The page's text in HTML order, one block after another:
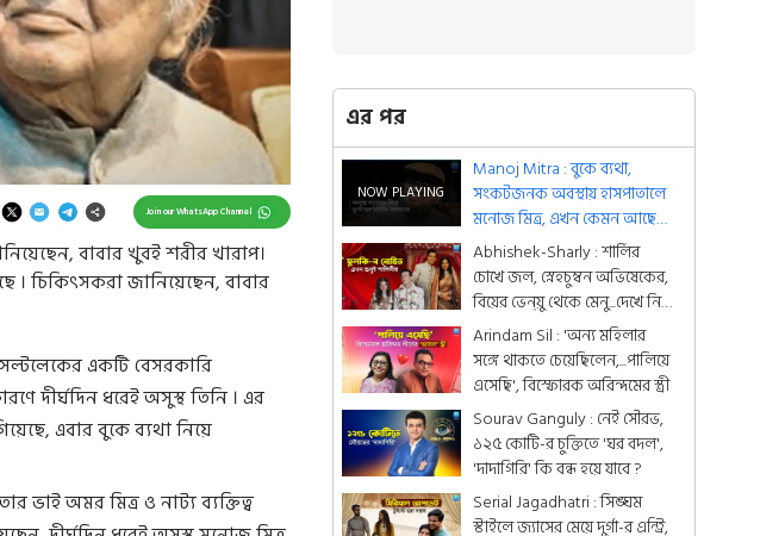
বাবার খুবই শরীর খারাপ।
। চিকিত্‍সকরা জানিয়েছেন, বাবার
Join our WhatsApp Channel
একটি বেসরকারি
দীর্ঘদিন ধরেই অসুস্থ তিনি । এর
এবার বুকে ব্যথা নিয়ে
ভাই অমর মিত্র ও নাট্য ব্যক্তিত্ব
এর পর
Manoj Mitra : বুকে ব্যথা,
সংকটজনক অবস্থায় হাসপাতালে
মনোজ মিত্র, এখন কেমন আছেন
অভিনেতা ?
Abhishek-Sharly : শার্লির
চোখে জল, স্নেহচুম্বন অভিষেকের,
বিয়ের ভেন্য়ু থেকে মেনু...দেখে নিন
একঝলকে
Arindam Sil : 'অন্য মহিলার
সঙ্গে থাকতে চেয়েছিলেন,...পালিয়ে
এসেছি', বিস্ফোরক অরিন্দমের স্ত্রী
Sourav Ganguly : নেই সৌরভ,
১২৫ কোটি-র চুক্তিতে 'ঘর বদল',
'দাদাগিরি' কি বন্ধ হয়ে যাবে ?
Serial Jagadhatri : সিঙ্ঘম
স্টাইলে জ্যাসের মেয়ে দুর্গা-র এন্ট্রি,